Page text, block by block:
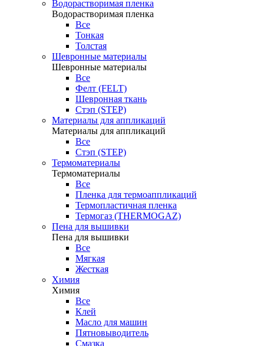
Водорастворимая пленка
Водорастворимая пленка
Все
Тонкая
Толстая
Шевронные материалы
Шевронные материалы
Все
Фелт (FELT)
Шевронная ткань
Стэп (STEP)
Материалы для аппликаций
Материалы для аппликаций
Все
Стэп (STEP)
Термоматериалы
Термоматериалы
Все
Пленка для термоаппликаций
Термопластичная пленка
Термогаз (THERMOGAZ)
Пена для вышивки
Пена для вышивки
Все
Мягкая
Жесткая
Химия
Химия
Все
Клей
Масло для машин
Пятновыводитель
Смазка